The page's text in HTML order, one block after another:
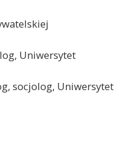
Uniwersytet
socjolog, Uniwersytet